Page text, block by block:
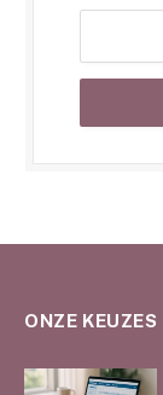
ONZE KEUZES